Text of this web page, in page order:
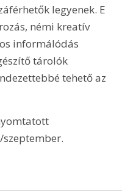
legyenek. E
némi kreatív
informálódás
tárolók
tehető az